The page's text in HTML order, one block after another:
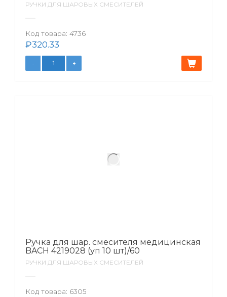
РУЧКИ ДЛЯ ШАРОВЫХ СМЕСИТЕЛЕЙ
Код товара: 4736
₽320.33
Ручка для шар. смесителя медицинская
BACH 4219028 (уп 10 шт)/60
РУЧКИ ДЛЯ ШАРОВЫХ СМЕСИТЕЛЕЙ
Код товара: 6305